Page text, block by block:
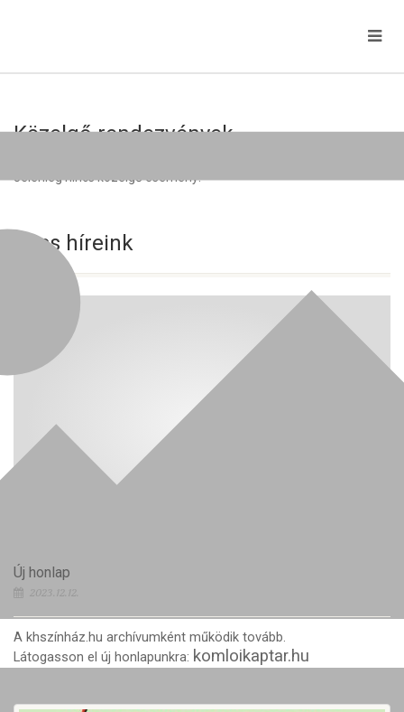
Közelgő rendezvények
Jelenleg nincs közelgő esemény!
Friss híreink
Új honlap
2023.12.12.
A khszínház.hu archívumként működik tovább.
Látogasson el új honlapunkra: komloikaptar.hu